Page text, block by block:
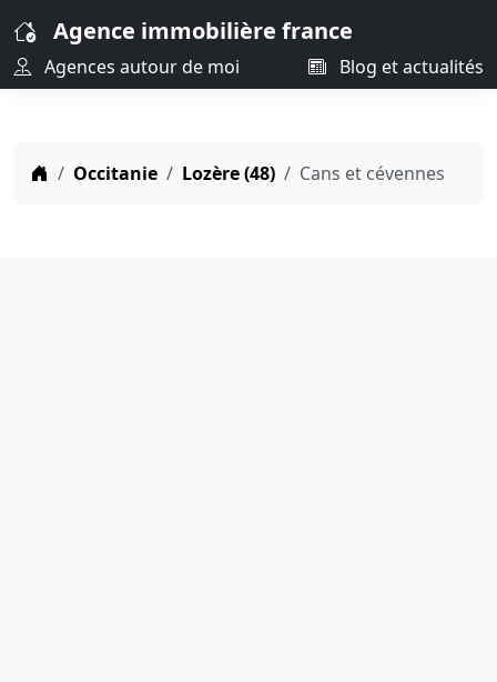
Agence immobilière france
Agences autour de moi Blog et actualités
Occitanie Lozère (48) Cans et cévennes